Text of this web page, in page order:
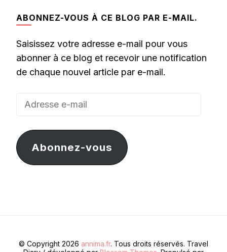
ABONNEZ-VOUS À CE BLOG PAR E-MAIL.
Saisissez votre adresse e-mail pour vous
abonner à ce blog et recevoir une notification
de chaque nouvel article par e-mail.
Adresse
mail
Abonnez-vous
© Copyright 2026 annima.fr. Tous droits réservés. Travel